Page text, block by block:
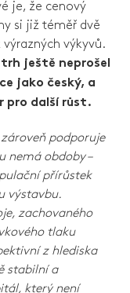
je, že cenový
si již téměř dvě
výkyvů.
trh ještě neprošel
jako český, a
pro další růst.
podporuje
nemá obdoby –
přírůstek
výstavbu.
zachovaného
tlaku
z hlediska
stabilní a
který není